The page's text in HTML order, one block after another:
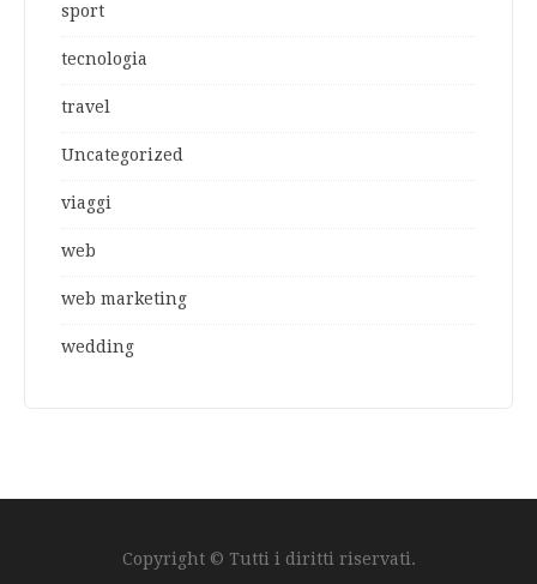
sport
tecnologia
travel
Uncategorized
viaggi
web
web marketing
wedding
Copyright © Tutti i diritti riservati.